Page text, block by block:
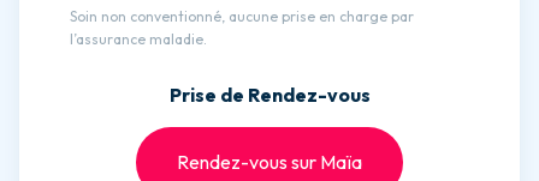
Soin non conventionné, aucune prise en charge par
l’assurance maladie.
Prise de Rendez-vous
Rendez-vous sur Maïa